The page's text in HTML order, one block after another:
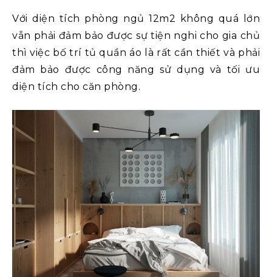
Với diện tích phòng ngủ 12m2 không quá lớn
vẫn phải đảm bảo được sự tiện nghi cho gia chủ
thì việc bố trí tủ quần áo là rất cần thiết và phải
đảm bảo được công năng sử dụng và tối ưu
diện tích cho căn phòng.